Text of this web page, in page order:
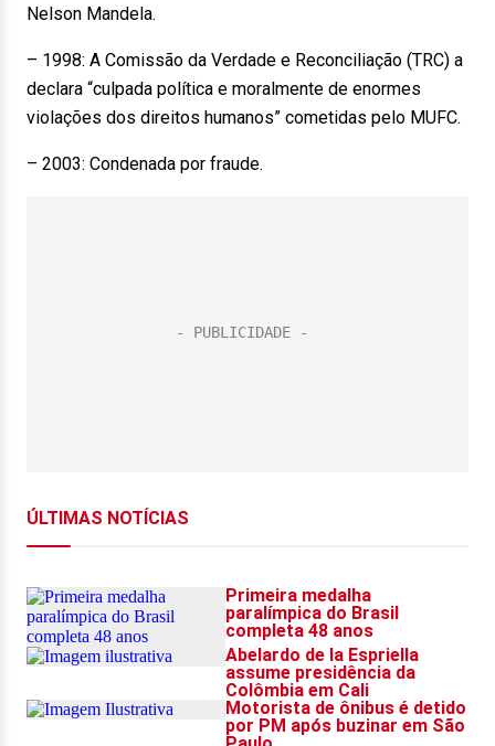
Nelson Mandela.
– 1998: A Comissão da Verdade e Reconciliação (TRC) a
declara “culpada política e moralmente de enormes
violações dos direitos humanos” cometidas pelo MUFC.
– 2003: Condenada por fraude.